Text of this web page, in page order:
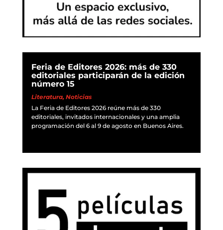
Feria de Editores 2026: más de 330
editoriales participarán de la edición
número 15
Literatura, Noticias
La Feria de Editores 2026 reúne más de 330
editoriales, invitados internacionales y una amplia
programación del 6 al 9 de agosto en Buenos Aires.